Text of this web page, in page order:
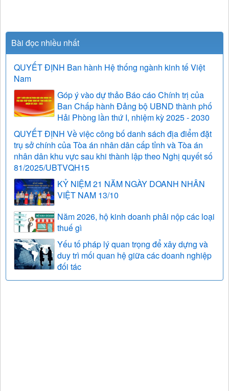
Bài đọc nhiều nhất
QUYẾT ĐỊNH Ban hành Hệ thống ngành kinh tế Việt
Nam
Góp ý vào dự thảo Báo cáo Chính trị của
Ban Chấp hành Đảng bộ UBND thành phố
Hải Phòng lần thứ I, nhiệm kỳ 2025 - 2030
QUYẾT ĐỊNH Về việc công bố danh sách địa điểm đặt
trụ sở chính của Tòa án nhân dân cấp tỉnh và Tòa án
nhân dân khu vực sau khi thành lập theo Nghị quyết số
81/2025/UBTVQH15
KỶ NIỆM 21 NĂM NGÀY DOANH NHÂN
VIỆT NAM 13/10
Năm 2026, hộ kinh doanh phải nộp các loại
thuế gì
Yếu tố pháp lý quan trọng để xây dựng và
duy trì mối quan hệ giữa các doanh nghiệp
đối tác